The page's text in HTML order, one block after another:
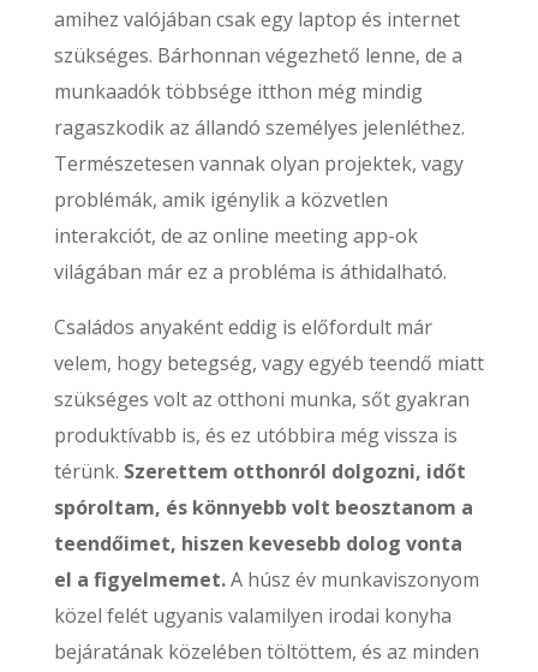
amihez valójában csak egy laptop és internet
szükséges. Bárhonnan végezhető lenne, de a
munkaadók többsége itthon még mindig
ragaszkodik az állandó személyes jelenléthez.
Természetesen vannak olyan projektek, vagy
problémák, amik igénylik a közvetlen
interakciót, de az online meeting app-ok
világában már ez a probléma is áthidalható.
Családos anyaként eddig is előfordult már
velem, hogy betegség, vagy egyéb teendő miatt
szükséges volt az otthoni munka, sőt gyakran
produktívabb is, és ez utóbbira még vissza is
térünk. Szerettem otthonról dolgozni, időt
spóroltam, és könnyebb volt beosztanom a
teendőimet, hiszen kevesebb dolog vonta
el a figyelmemet.A húsz év munkaviszonyom
közel felét ugyanis valamilyen irodai konyha
bejáratának közelében töltöttem, és az minden